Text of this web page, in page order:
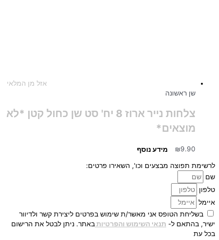
אזל מן המלאי
שן ראשונה
צלחות נייר ארוז 8 יח' סט שן כחול קטן *לא
מוצאים*
₪9.90 מידע נוסף
לרשימת תפוצה מבצעים וכו', השאירו פרטים:
שם
טלפון
איימל
בשליחת הטופס אני מאשר/ת שימוש בפרטים ליצירת קשר ולדיוור
ישיר, בהתאם ל- תנאי השימוש והפרטיותבאתר. ניתן לבטל את הרישום
בכל עת